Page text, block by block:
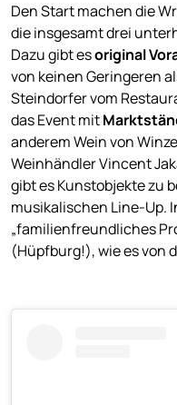
Den Start machen die
die insgesamt drei
Dazu gibt esoriginal
von keinen Geringeren
Steindorfer vom
das Event mit
anderem Wein von
Weinhändler Vincent
gibt es Kunstobjekte zu
musikalischen Line-Up.
„familienfreundliches
(Hüpfburg!), wie es von